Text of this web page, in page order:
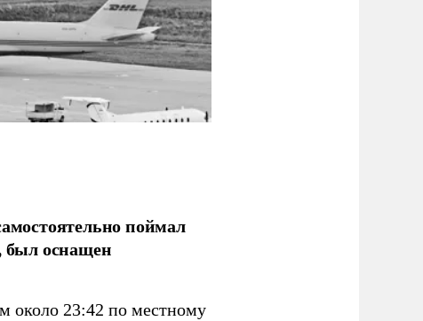
поймал
был оснащен
около 23:42 по местному